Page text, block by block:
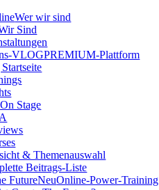
Wer wir sind
Sind
VLOGPREMIUM-Plattform
Stage
& Themenauswahl
Beitrags-Liste
FutureNeuOnline-Power-Training